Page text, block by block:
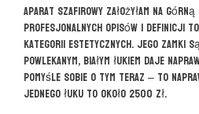
Aparat szafirowy założyłam na
profesjonalnych opisów i definicji
kategorii estetycznych. Jego zamki
powlekanym, białym łukiem daje
pomyśle sobie o tym teraz – to
jednego łuku to około 2500 zł.